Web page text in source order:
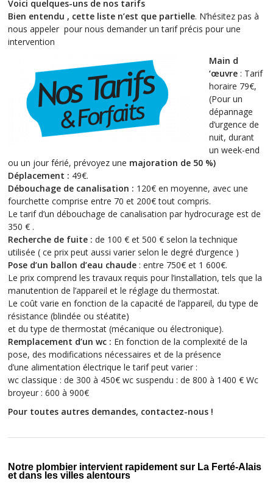
Voici quelques-uns de nos tarifs
Bien entendu , cette liste n’est que partielle. N’hésitez pas à
nous appeler pour nous demander un tarif précis pour une
intervention
Main d
‘œuvre : Tarif
horaire 79€,
(Pour un
dépannage
d’urgence de
nuit, durant
un week-end
ou un jour férié, prévoyez une majoration de 50 %)
Déplacement : 49€.
Débouchage de canalisation : 120€ en moyenne, avec une
fourchette comprise entre 70 et 200€ tout compris.
Le tarif d’un débouchage de canalisation par hydrocurage est de
350 € .
Recherche de fuite : de 100 € et 500 € selon la technique
utilisée ( ce prix peut aussi varier selon le degré d’urgence )
Pose d’un ballon d’eau chaude : entre 750€ et 1 600€.
Le prix comprend les travaux requis pour l’installation, tels que la
manutention de l’appareil et le réglage du thermostat.
Le coût varie en fonction de la capacité de l’appareil, du type de
résistance (blindée ou stéatite)
et du type de thermostat (mécanique ou électronique).
Remplacement d’un wc : En fonction de la complexité de la
pose, des modifications nécessaires et de la présence
d’une alimentation électrique le tarif peut varier :
wc classique : de 300 à 450€ wc suspendu : de 800 à 1400 € Wc
broyeur : 600 à 900€
Pour toutes autres demandes, contactez-nous !
Notre plombier intervient rapidement sur La Ferté-Alais
et dans les villes alentours